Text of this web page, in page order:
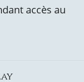
accès au